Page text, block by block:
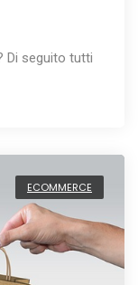
Di seguito tutti
ECOMMERCE